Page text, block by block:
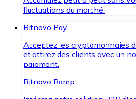
fluctuations du marché.
Bitnovo Pay
Acceptez les cryptomonnaies
et attirez des clients avec un
paiement.
Bitnovo Ramp